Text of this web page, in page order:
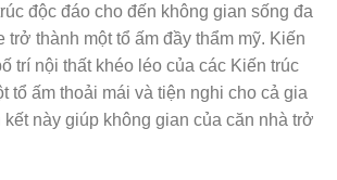
độc đáo cho đến không gian sống đa
trở thành một tổ ấm đầy thẩm mỹ. Kiến
trí nội thất khéo léo của các Kiến trúc
tổ ấm thoải mái và tiện nghi cho cả gia
này giúp không gian của căn nhà trở